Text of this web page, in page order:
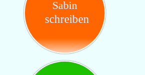
Sabin
schreiben